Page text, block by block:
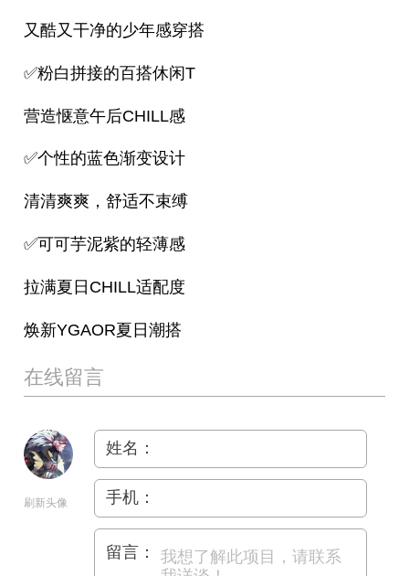
又酷又干净的少年感穿搭
✅粉白拼接的百搭休闲T
营造惬意午后CHILL感
✅个性的蓝色渐变设计
清清爽爽，舒适不束缚
✅可可芋泥紫的轻薄感
拉满夏日CHILL适配度
焕新YGAOR夏日潮搭
在线留言
刷新头像
姓名：
手机：
留言：